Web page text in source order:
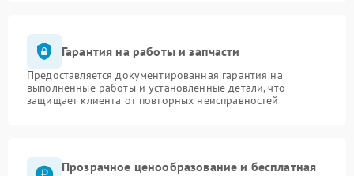
Гарантия на работы и запчасти
Предоставляется документированная гарантия на
выполненные работы и установленные детали, что
защищает клиента от повторных неисправностей
Прозрачное ценообразование и бесплатная